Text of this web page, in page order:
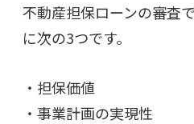
不動産担保ローンの審査
に次の3つです。
・ 担保価値
・事業計画の実現性